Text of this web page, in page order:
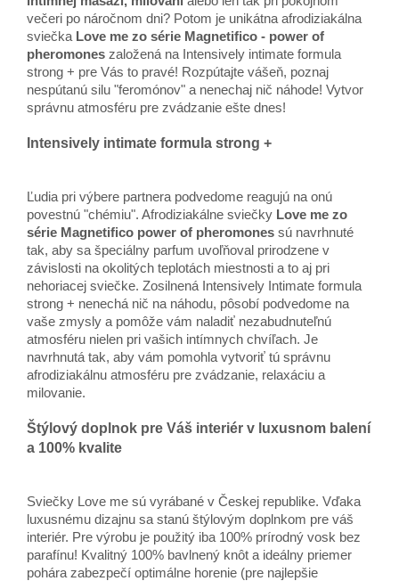
večeri po náročnom dni? Potom je unikátna afrodiziakálna
sviečka Love me zo série Magnetifico - power of
pheromones založená na Intensively intimate formula
strong + pre Vás to pravé! Rozpútajte vášeň, poznaj
nespútanú silu "feromónov" a nenechaj nič náhode! Vytvor
správnu atmosféru pre zvádzanie ešte dnes!
Intensively intimate formula strong +
Ľudia pri výbere partnera podvedome reagujú na onú ​​
povestnú "chémiu". Afrodiziakálne sviečky Love me zo
série Magnetifico power of pheromones sú navrhnuté
tak, aby sa špeciálny parfum uvoľňoval prirodzene v
závislosti na okolitých teplotách miestnosti a to aj pri
nehoriacej sviečke. Zosilnená Intensively Intimate formula
strong + nenechá nič na náhodu, pôsobí podvedome na
vaše zmysly a pomôže vám naladiť nezabudnuteľnú
atmosféru nielen pri vašich intímnych chvíľach. Je
navrhnutá tak, aby vám pomohla vytvoriť tú správnu
afrodiziakálnu atmosféru pre zvádzanie, relaxáciu a
milovanie.
Štýlový doplnok pre Váš interiér v luxusnom balení
a 100% kvalite
Sviečky Love me sú vyrábané v Českej republike. Vďaka
luxusnému dizajnu sa stanú štýlovým doplnkom pre váš
interiér. Pre výrobu je použitý iba 100% prírodný vosk bez
parafínu! Kvalitný 100% bavlnený knôt a ideálny priemer
pohára zabezpečí optimálne horenie (pre najlepšie